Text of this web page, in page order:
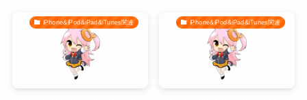
iPhone&iPod&iPad&iTunes関連 iPhone&iPod&iPad&iTunes関連